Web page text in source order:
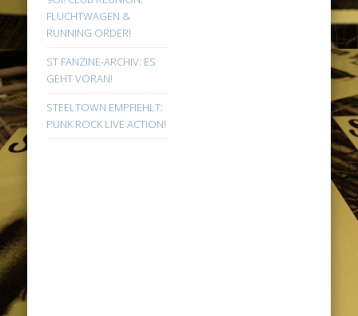
FLUCHTWAGEN &
RUNNING ORDER!
ST FANZINE-ARCHIV: ES
GEHT VORAN!
STEELTOWN EMPFIEHLT:
PUNK ROCK LIVE ACTION!